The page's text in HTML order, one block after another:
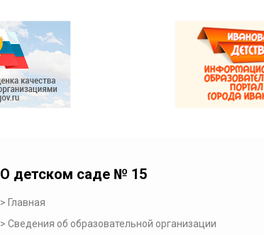
О детском саде № 15
Главная
Сведения об образовательной организации